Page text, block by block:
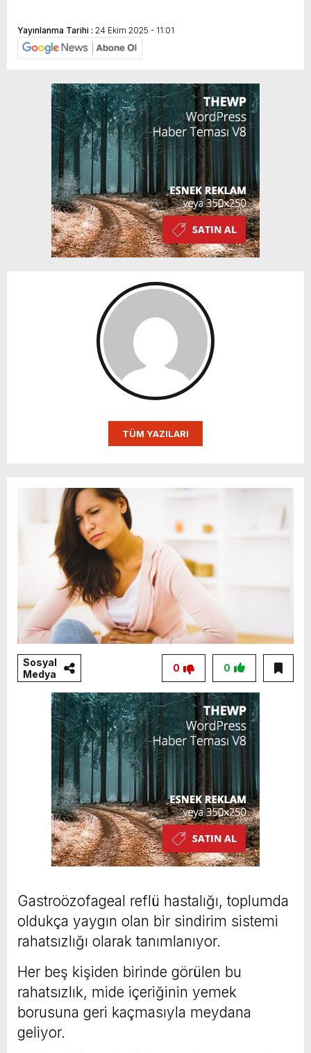
Yayınlanma Tarihi : 24 Ekim 2025 - 11:01
TÜM YAZILARI
Sosyal
Medya
0
0
Gastroözofageal reflü hastalığı, toplumda
oldukça yaygın olan bir sindirim sistemi
rahatsızlığı olarak tanımlanıyor.
Her beş kişiden birinde görülen bu
rahatsızlık, mide içeriğinin yemek
borusuna geri kaçmasıyla meydana
geliyor.